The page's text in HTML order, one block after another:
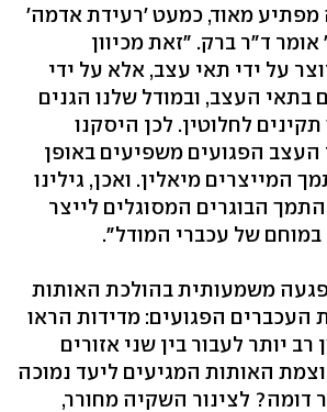
מאוד, כמעט 'רעידת אדמה'
ד"ר ברק. "זאת מכיוון
על ידי תאי עצב, אלא על ידי
בתאי העצב, ובמודל שלנו הגנים
לחלוטין. לכן היסקנו
הפגועים משפיעים באופן
המייצרים מיאלין. ואכן, גילינו
הבוגרים המסוגלים לייצר
של עכברי המודל".
משמעותית בהולכת האותות
העכברים הפגועים: מדידות הראו
יותר לעבור בין שני אזורים
האותות המגיעים ליעד נמוכה
דומה? לצינור השקיה מחורר,